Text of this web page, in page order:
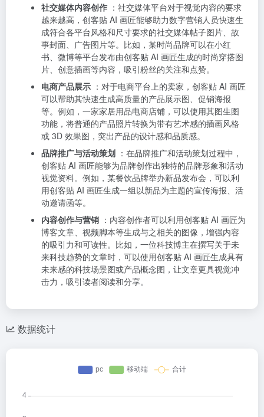
社交媒体内容创作 ：社交媒体平台对于视觉内容的要求
越来越高，创客贴 AI 画匠能够助力数字营销人员快速生
成符合各平台风格和尺寸要求的社交媒体帖子图片、故
事封面、广告图片等。比如，某时尚品牌可以在小红
书、微博等平台发布由创客贴 AI 画匠生成的时尚穿搭图
片、创意插画等内容，吸引粉丝的关注和点赞。
电商产品展示 ：对于电商平台上的卖家，创客贴 AI 画匠
可以帮助其快速生成高质量的产品展示图、促销海报
等。例如，一家家居用品电商店铺，可以使用其图生图
功能，将普通的产品照片转换为带有艺术感的插画风格
或 3D 效果图，突出产品的设计感和品质感。
品牌推广与活动策划 ：在品牌推广和活动策划过程中，
创客贴 AI 画匠能够为品牌创作出独特的品牌形象和活动
视觉资料。例如，某餐饮品牌举办新品发布会，可以利
用创客贴 AI 画匠生成一组以新品为主题的宣传海报、活
动邀请函等。
内容创作与营销 ：内容创作者可以利用创客贴 AI 画匠为
博客文章、视频脚本等生成与之相关的图像，增强内容
的吸引力和可读性。比如，一位科技博主在撰写关于未
来科技趋势的文章时，可以使用创客贴 AI 画匠生成具有
未来感的科技场景图或产品概念图，让文章更具视觉冲
击力，吸引读者阅读和分享。
数据统计